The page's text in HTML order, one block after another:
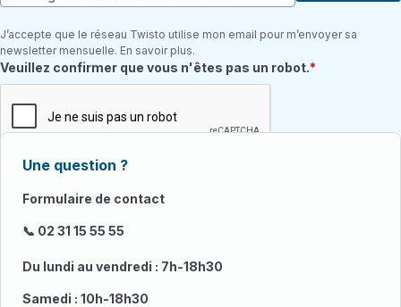
J’accepte que le réseau Twisto utilise mon email pour m’envoyer sa
newsletter mensuelle. En savoir plus.
Champ requis
Veuillez confirmer que vous n'êtes pas un robot.
Une question ?
Formulaire de contact
📞 02 31 15 55 55
Du lundi au vendredi : 7h-18h30
Samedi : 10h-18h30